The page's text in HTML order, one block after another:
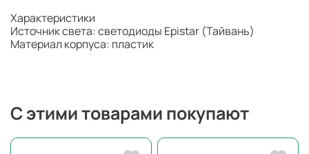
Характеристики
Источник света: светодиоды Epistar (Тайвань)
Материал корпуса: пластик
С этими товарами покупают